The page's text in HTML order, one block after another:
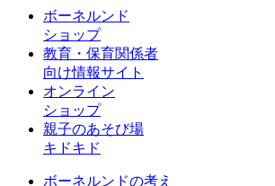
ボーネルンド
ショップ
教育・保育関係者
向け情報サイト
オンライン
ショップ
親子のあそび場
キドキド
ボーネルンドの考え